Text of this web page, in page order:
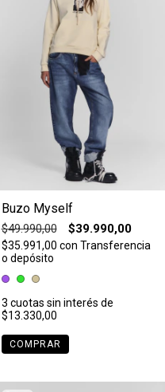
Buzo Myself
$49.990,00 $39.990,00
$35.991,00 con Transferencia
o depósito
3 cuotas sin interés de
$13.330,00
COMPRAR